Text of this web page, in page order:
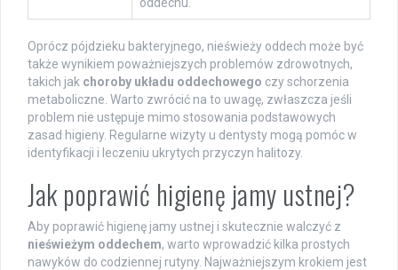
Oprócz pójdzieku bakteryjnego, nieświeży oddech może być
także wynikiem poważniejszych problemów zdrowotnych,
takich jak choroby układu oddechowego czy schorzenia
metaboliczne. Warto zwrócić na to uwagę, zwłaszcza jeśli
problem nie ustępuje mimo stosowania podstawowych
zasad higieny. Regularne wizyty u dentysty mogą pomóc w
identyfikacji i leczeniu ukrytych przyczyn halitozy.
Jak poprawić higienę jamy ustnej?
Aby poprawić higienę jamy ustnej i skutecznie walczyć z
nieświeżym oddechem, warto wprowadzić kilka prostych
nawyków do codziennej rutyny. Najważniejszym krokiem jest